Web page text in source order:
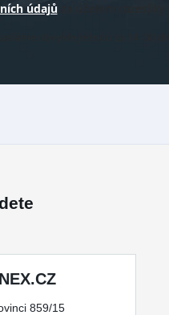
údajůza účelem rozesílky
859/15